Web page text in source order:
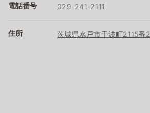
電話番号 029-241-2111
住所 茨城県水戸市千波町2115番2